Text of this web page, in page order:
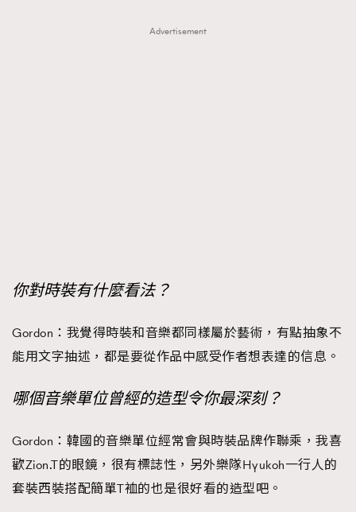
Advertisement
你對時裝有什麼看法？
Gordon：我覺得時裝和音樂都同樣屬於藝術，有點抽象不
能用文字抽述，都是要從作品中感受作者想表達的信息。
哪個音樂單位曾經的造型令你最深刻？
Gordon：韓國的音樂單位經常會與時裝品牌作聯乘，我喜
歡Zion.T的眼鏡，很有標誌性，另外樂隊Hyukoh一行人的
套裝西裝搭配簡單T裇的也是很好看的造型吧。